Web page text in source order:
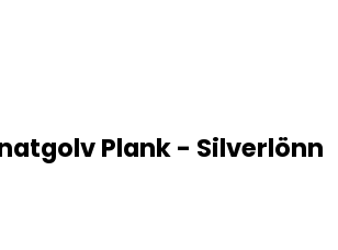
Plank - Silverlönn